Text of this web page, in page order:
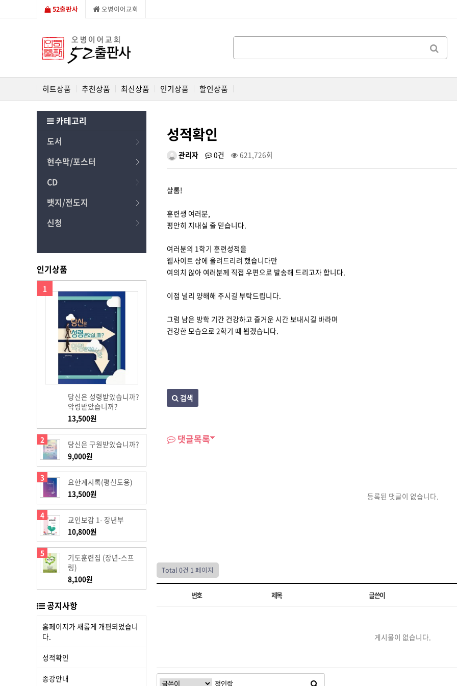
52출판사 오병이어교회
히트상품 추천상품 최신상품 인기상품 할인상품
카테고리
도서
현수막/포스터
CD
뱃지/전도지
신청
인기상품
1
당신은 성령받았습니까?
악령받았습니꺼?
13,500원
2
당신은 구원받았습니까?
9,000원
3
요한계시록(평신도용)
13,500원
4
교인보감 1- 장년부
10,800원
5
기도훈련집 (장년-스프
링)
8,100원
공지사항
홈페이지가 새롭게 개편되었습니
다.
성적확인
종강안내
성적확인
관리자 0건 621,726회
샬롬!
훈련생 여러분,
평안히 지내실 줄 믿습니다.
여러분의 1학기 훈련성적을
웹사이트 상에 올려드리려 했습니다만
여의치 않아 여러분께 직접 우편으로 발송해 드리고자 합니다.
이점 널리 양해해 주시길 부탁드립니다.
그럼 남은 방학 기간 건강하고 즐거운 시간 보내시길 바라며
건강한 모습으로 2학기 때 뵙겠습니다.
검색
댓글목록
등록된 댓글이 없습니다.
Total 0건 1 페이지
번호 제목 글쓴이
게시물이 없습니다.